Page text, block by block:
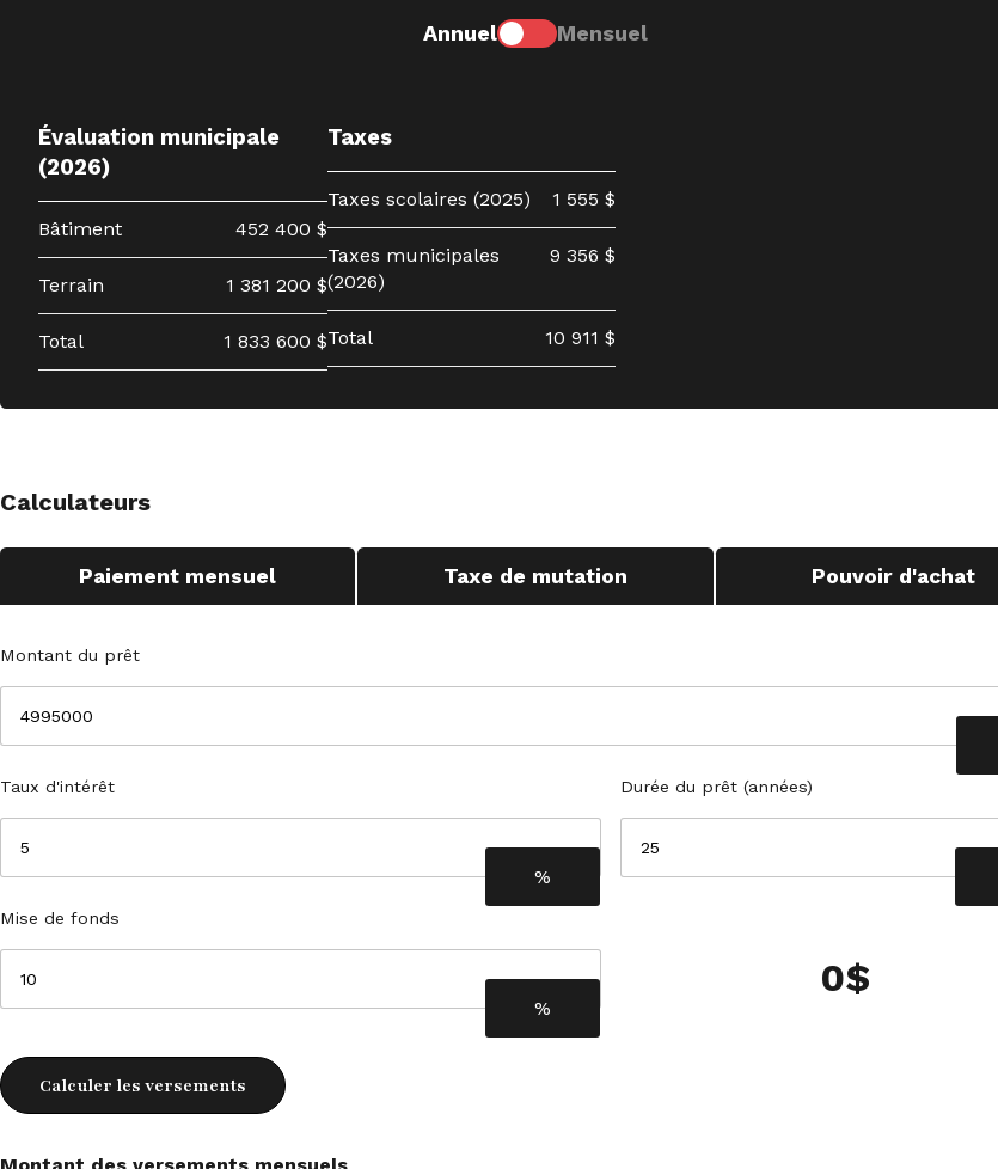
Annuel Mensuel
Évaluation municipale
(2026)
Bâtiment 452 400 $
Terrain 1 381 200 $
Total 1 833 600 $
Taxes
Taxes scolaires (2025) 1 555 $
Taxes municipales
(2026)
9 356 $
Total 10 911 $
Calculateurs
Paiement mensuel Taxe de mutation Pouvoir d'achat
Montant du prêt
Taux d'intérêt Durée du prêt (années)
Mise de fonds
Calculer les versements